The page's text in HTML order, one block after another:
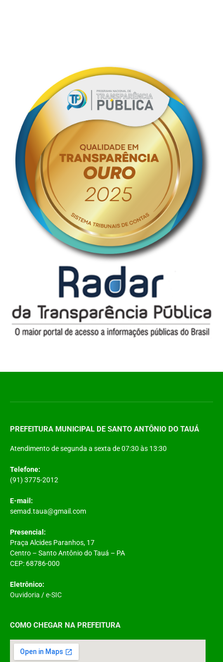
PREFEITURA MUNICIPAL DE SANTO ANTÔNIO DO TAUÁ
Atendimento de segunda a sexta de 07:30 às 13:30
Telefone:
(91) 3775-2012
E-mail:
semad.taua@gmail.com
Presencial:
Praça Alcides Paranhos, 17
Centro – Santo Antônio do Tauá – PA
CEP: 68786-000
Eletrônico:
Ouvidoria /e-SIC
COMO CHEGAR NA PREFEITURA